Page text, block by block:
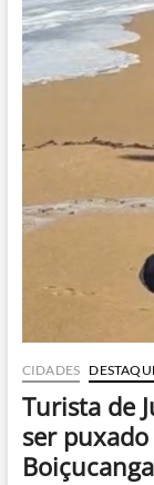
no
mar
tentar
CIDADES
Turista de
ser
Boiçucanga